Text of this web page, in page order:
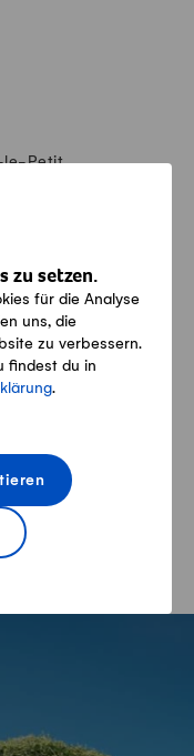
zu setzen.
für die Analyse
uns, die
zu verbessern.
findest du in
.
le-Petit
Vollständigkeit,